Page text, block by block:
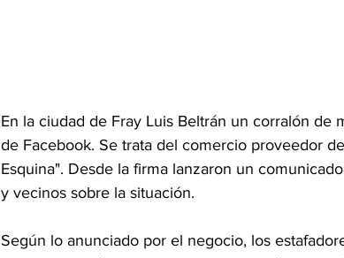
En la ciudad de Fray Luis Beltrán un corralón de
de Facebook. Se trata del comercio proveedor
Esquina". Desde la firma lanzaron un
y vecinos sobre la situación.
Según lo anunciado por el negocio, los